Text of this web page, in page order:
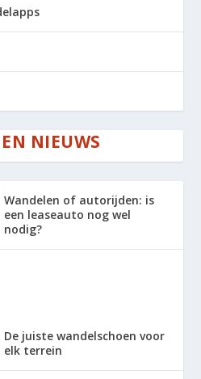
NIEUWS
Wandelen of autorijden: is
een leaseauto nog wel
nodig?
De juiste wandelschoen voor
elk terrein